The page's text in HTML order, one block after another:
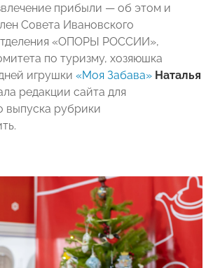
прибыли — об этом и
Совета Ивановского
«ОПОРЫ РОССИИ»,
по туризму, хозяюшка
игрушки «Моя Забава» Наталья
редакции сайта для
выпуска рубрики